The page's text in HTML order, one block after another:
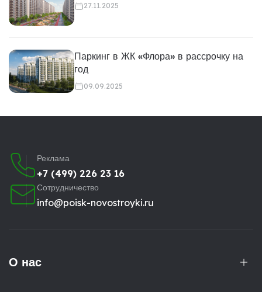
27.11.2025
Паркинг в ЖК «Флора» в рассрочку на
год
09.09.2025
Реклама
+7 (499) 226 23 16
Сотрудничество
info@poisk-novostroyki.ru
О нас